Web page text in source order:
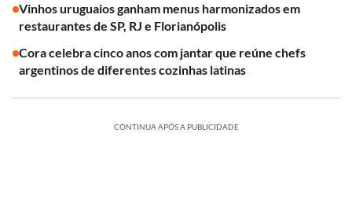
Vinhos uruguaios ganham menus harmonizados em
restaurantes de SP, RJ e Florianópolis
Cora celebra cinco anos com jantar que reúne chefs
argentinos de diferentes cozinhas latinas
CONTINUA APÓS A PUBLICIDADE